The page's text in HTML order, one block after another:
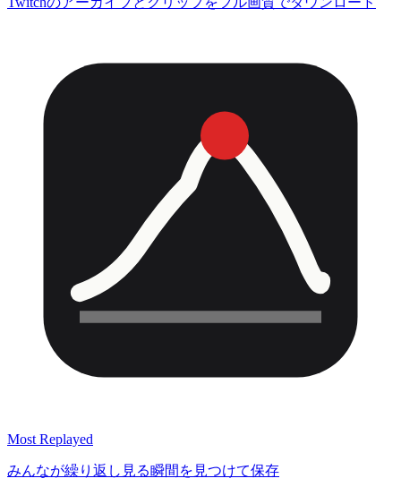
Most Replayed
みんなが繰り返し見る瞬間を見つけて保存